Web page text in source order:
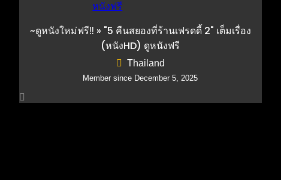
~ดูหนังใหม่ฟรี‼️ » "5 คืนสยองที่ร้านเฟรดดี้ 2" เต็มเรื่อง
(หนังHD) ดูหนังฟรี
Thailand
Member since December 5, 2025